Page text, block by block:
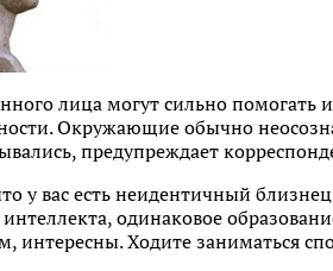
лица могут сильно помогать
Окружающие обычно
предупреждает
у вас есть неидентичный
одинаковое
интересны. Ходите заниматься